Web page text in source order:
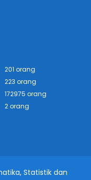
201 orang
223 orang
172975 orang
2 orang
Statistik dan